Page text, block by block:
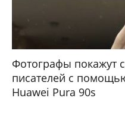
Фотографы покажут
писателей с
Huawei Pura 90s